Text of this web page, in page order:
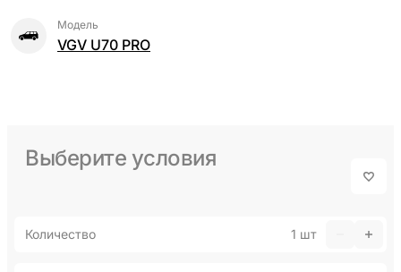
Модель
VGV U70 PRO
Выберите условия
Количество 1 шт